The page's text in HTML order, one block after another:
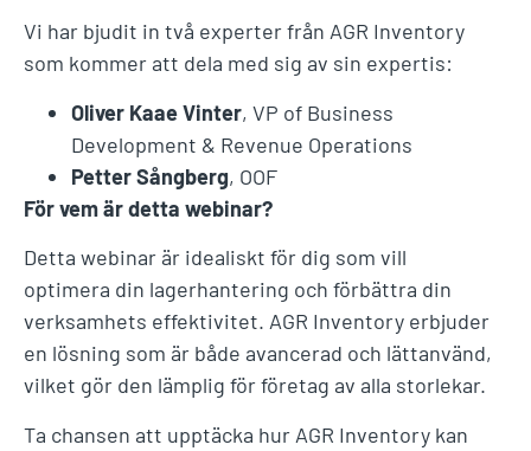
Vi har bjudit in två experter från AGR Inventory
som kommer att dela med sig av sin expertis:
Oliver Kaae Vinter, VP of Business
Development & Revenue Operations
Petter Sångberg, OOF
För vem är detta webinar?
Detta webinar är idealiskt för dig som vill
optimera din lagerhantering och förbättra din
verksamhets effektivitet. AGR Inventory erbjuder
en lösning som är både avancerad och lättanvänd,
vilket gör den lämplig för företag av alla storlekar.
Ta chansen att upptäcka hur AGR Inventory kan